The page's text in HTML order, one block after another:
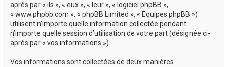
après par « ils », « eux », « leur », « logiciel phpBB »,
« www.phpbb.com », « phpBB Limited », « Équipes phpBB »)
utilisent n’importe quelle information collectée pendant
n’importe quelle session d’utilisation de votre part (désignée ci-
après par « vos informations »).
Vos informations sont collectées de deux manières.